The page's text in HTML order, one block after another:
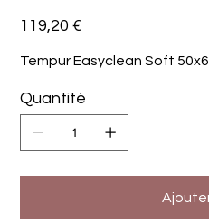
Prix
119,20 €
Tempur Easyclean Soft
Quantité